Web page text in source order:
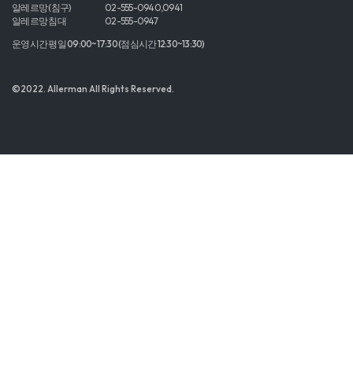
알레르망 (침구)
02-555-0940,0941
알레르망 침대
02-555-0947
운영시간 평일 09:00~17:30 (점심시간 12:30~13:30)
©2022. Allerman All Rights Reserved.